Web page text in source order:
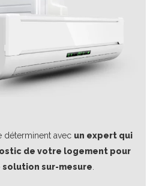
déterminent avec un expert qui
de votre logement pour
solution sur-mesure.